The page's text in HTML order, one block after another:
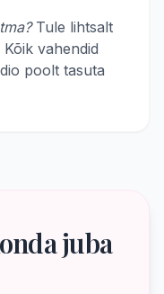
Tule lihtsalt
vahendid
poolt tasuta
juba